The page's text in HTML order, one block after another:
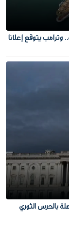
يتوقع إعلانا
بالحرس الثوري